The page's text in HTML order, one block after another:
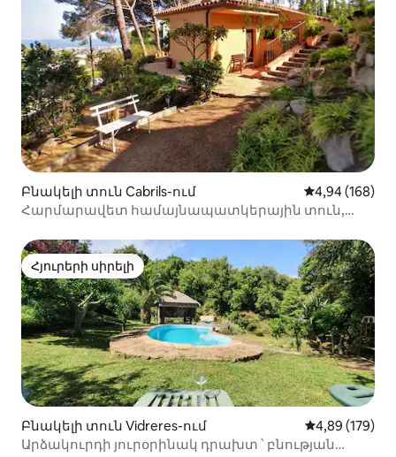
Բնակելի տուն Cabrils-ում Միջին
4,94 (168)
Հարմարավետ համայնապատկերային տուն,
Հյուրերի սիրելի
Հյուրերի սիրելի
Բնակելի տուն Vidreres-ում Միջին
4,89 (179)
Արձակուրդի յուրօրինակ դրախտ ՝ բնության